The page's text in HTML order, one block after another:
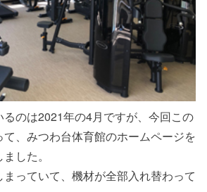
るのは2021年の4月ですが、今回この
、みつわ台体育館のホームページを
した。
っていて、機材が全部入れ替わって